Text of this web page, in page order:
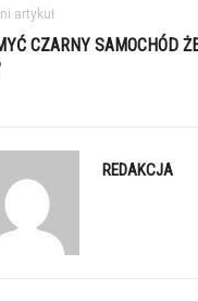
artykuł
CZARNY SAMOCHÓD
REDAKCJA